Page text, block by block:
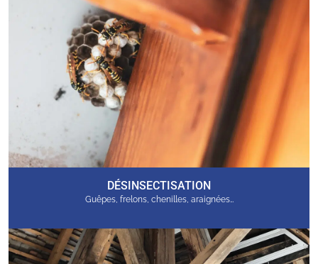
DÉSINSECTISATION
Guêpes, frelons, chenilles, araignées…